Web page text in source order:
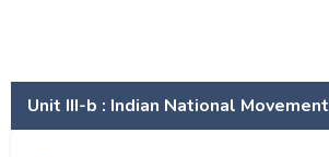
Unit III-b : Indian National Movement